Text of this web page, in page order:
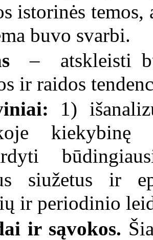
istorinės
buvo svarbi.
– atskleisti
ir raidos
1)
kiekybinę
siužetus ir
ir periodinio
ir sąvokos.